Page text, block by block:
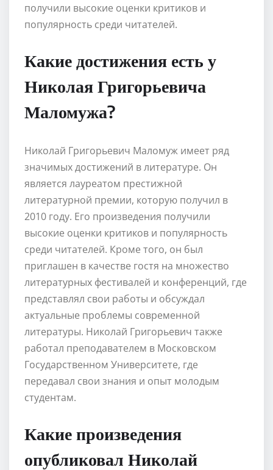
получили высокие оценки критиков и
популярность среди читателей.
Какие достижения есть у
Николая Григорьевича
Маломужа?
Николай Григорьевич Маломуж имеет ряд
значимых достижений в литературе. Он
является лауреатом престижной
литературной премии, которую получил в
2010 году. Его произведения получили
высокие оценки критиков и популярность
среди читателей. Кроме того, он был
приглашен в качестве гостя на множество
литературных фестивалей и конференций, где
представлял свои работы и обсуждал
актуальные проблемы современной
литературы. Николай Григорьевич также
работал преподавателем в Московском
Государственном Университете, где
передавал свои знания и опыт молодым
студентам.
Какие произведения
опубликовал Николай